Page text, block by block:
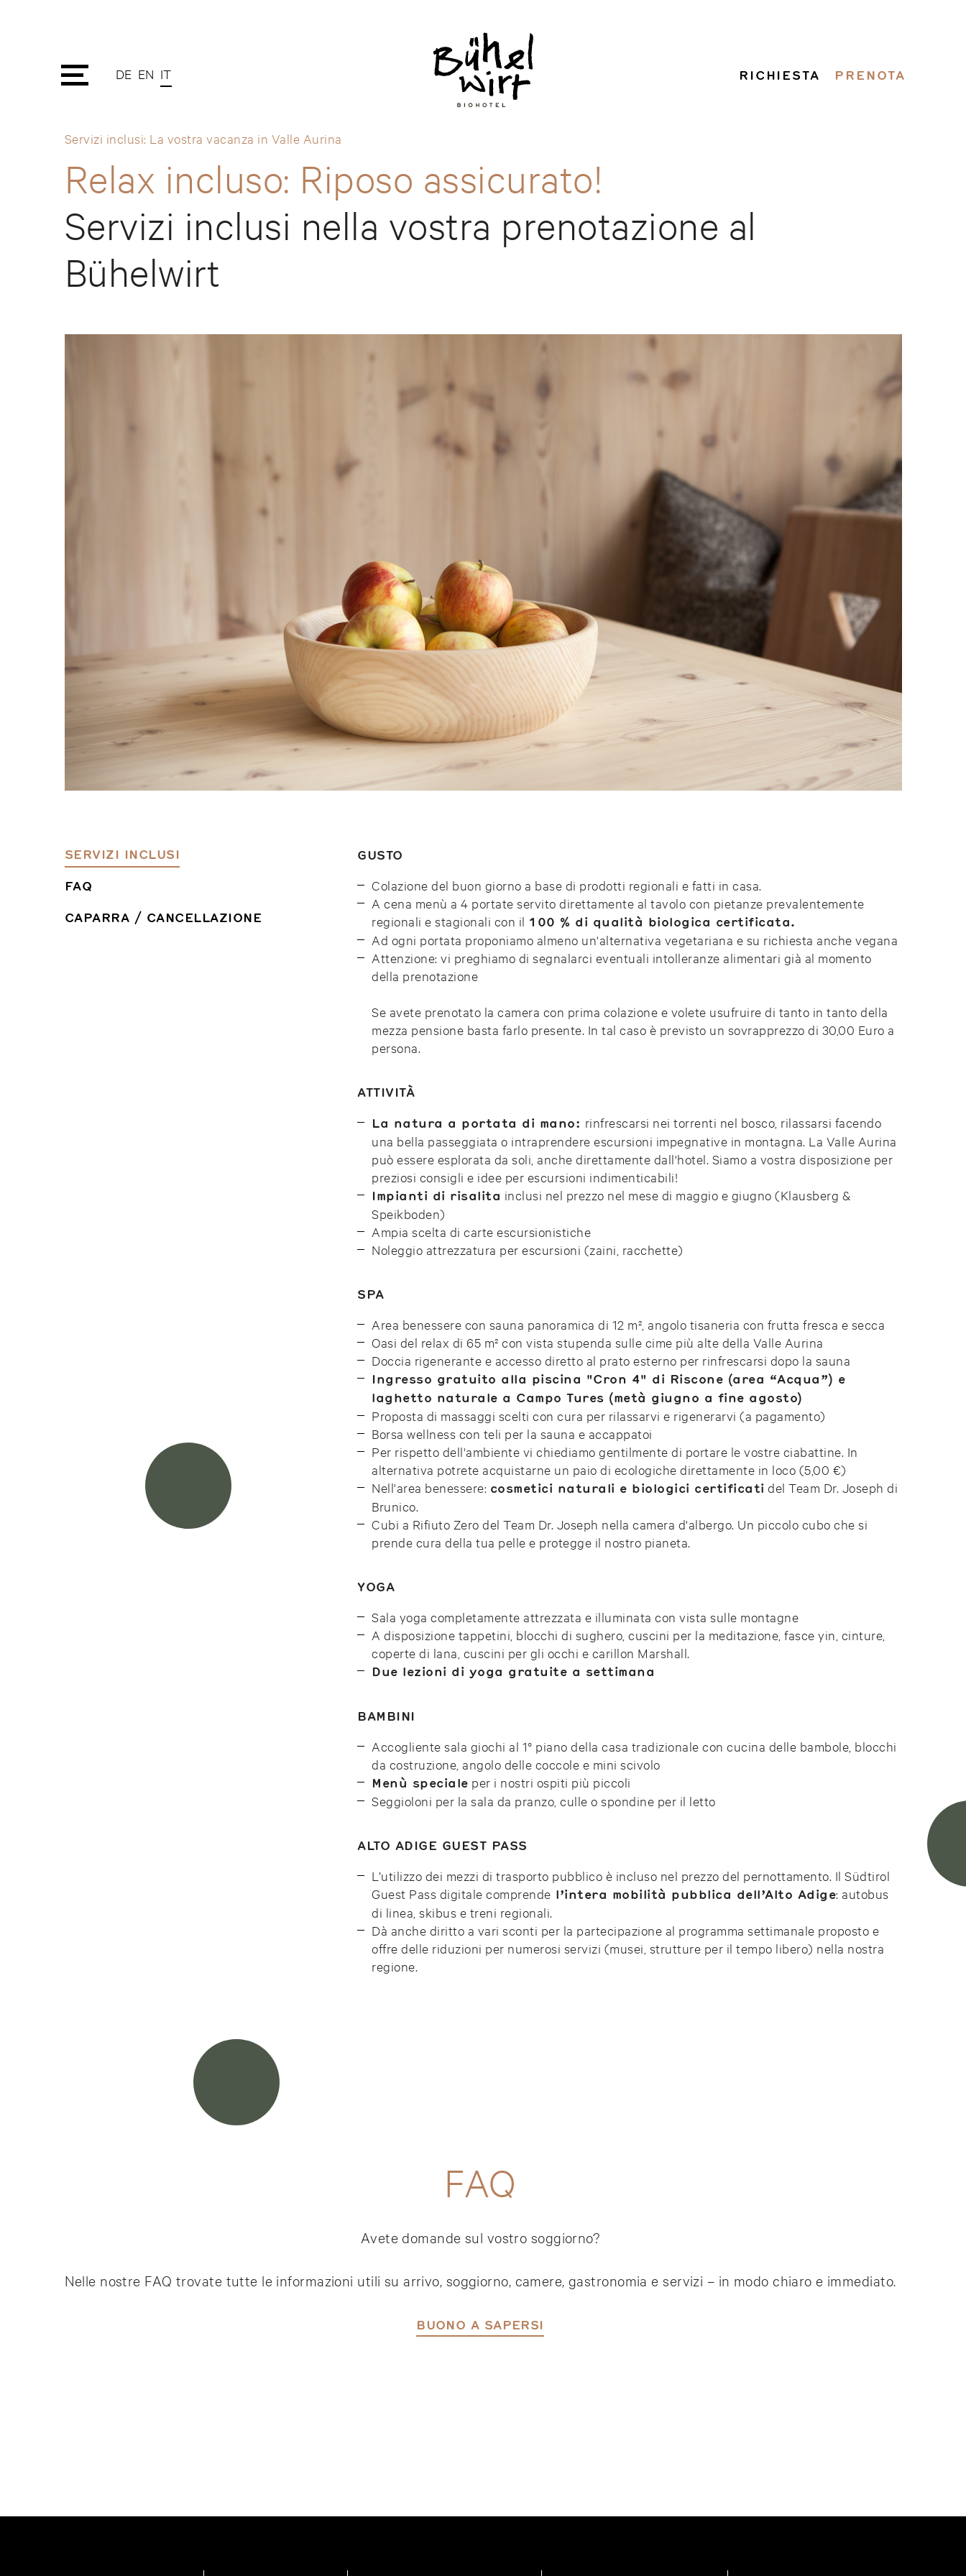
DE EN IT RICHIESTA PRENOTA
Servizi inclusi: La vostra vacanza in Valle Aurina
Relax incluso: Riposo assicurato!
Servizi inclusi nella vostra prenotazione al
Bühelwirt
SERVIZI INCLUSI
FAQ
CAPARRA / CANCELLAZIONE
GUSTO
Colazione del buon giorno a base di prodotti regionali e fatti in casa.
A cena menù a 4 portate servito direttamente al tavolo con pietanze prevalentemente
regionali e stagionali con il 100 % di qualità biologica certificata.
Ad ogni portata proponiamo almeno un'alternativa vegetariana e su richiesta anche vegana
Attenzione: vi preghiamo di segnalarci eventuali intolleranze alimentari già al momento
della prenotazione
Se avete prenotato la camera con prima colazione e volete usufruire di tanto in tanto della
mezza pensione basta farlo presente. In tal caso è previsto un sovrapprezzo di 30,00 Euro a
persona.
ATTIVITÀ
La natura a portata di mano: rinfrescarsi nei torrenti nel bosco, rilassarsi facendo
una bella passeggiata o intraprendere escursioni impegnative in montagna. La Valle Aurina
può essere esplorata da soli, anche direttamente dall'hotel. Siamo a vostra disposizione per
preziosi consigli e idee per escursioni indimenticabili!
Impianti di risalita inclusi nel prezzo nel mese di maggio e giugno (Klausberg &
Speikboden)
Ampia scelta di carte escursionistiche
Noleggio attrezzatura per escursioni (zaini, racchette)
SPA
Area benessere con sauna panoramica di 12 m², angolo tisaneria con frutta fresca e secca
Oasi del relax di 65 m² con vista stupenda sulle cime più alte della Valle Aurina
Doccia rigenerante e accesso diretto al prato esterno per rinfrescarsi dopo la sauna
Ingresso gratuito alla piscina "Cron 4" di Riscone (area “Acqua”) e
laghetto naturale a Campo Tures (metà giugno a fine agosto)
Proposta di massaggi scelti con cura per rilassarvi e rigenerarvi (a pagamento)
Borsa wellness con teli per la sauna e accappatoi
Per rispetto dell'ambiente vi chiediamo gentilmente di portare le vostre ciabattine. In
alternativa potrete acquistarne un paio di ecologiche direttamente in loco (5,00 €)
Nell'area benessere: cosmetici naturali e biologici certificati del Team Dr. Joseph di
Brunico.
Cubi a Rifiuto Zero del Team Dr. Joseph nella camera d'albergo. Un piccolo cubo che si
prende cura della tua pelle e protegge il nostro pianeta.
YOGA
Sala yoga completamente attrezzata e illuminata con vista sulle montagne
A disposizione tappetini, blocchi di sughero, cuscini per la meditazione, fasce yin, cinture,
coperte di lana, cuscini per gli occhi e carillon Marshall.
Due lezioni di yoga gratuite a settimana
BAMBINI
Accogliente sala giochi al 1° piano della casa tradizionale con cucina delle bambole, blocchi
da costruzione, angolo delle coccole e mini scivolo
Menù speciale per i nostri ospiti più piccoli
Seggioloni per la sala da pranzo, culle o spondine per il letto
ALTO ADIGE GUEST PASS
L’utilizzo dei mezzi di trasporto pubblico è incluso nel prezzo del pernottamento. Il Südtirol
Guest Pass digitale comprende l’intera mobilità pubblica dell’Alto Adige: autobus
di linea, skibus e treni regionali.
Dà anche diritto a vari sconti per la partecipazione al programma settimanale proposto e
offre delle riduzioni per numerosi servizi (musei, strutture per il tempo libero) nella nostra
regione.
FAQ
Avete domande sul vostro soggiorno?
Nelle nostre FAQ trovate tutte le informazioni utili su arrivo, soggiorno, camere, gastronomia e servizi – in modo chiaro e immediato.
BUONO A SAPERSI